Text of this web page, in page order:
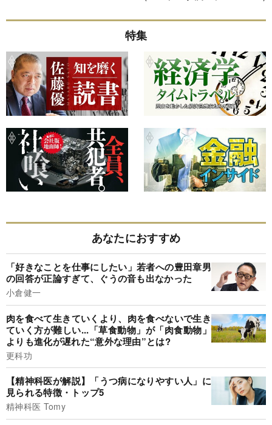
特集
あなたにおすすめ
「好きなことを仕事にしたい」若者への豊田章男
の回答が正論すぎて、ぐうの音も出なかった
小倉健一
肉を食べて生きていくより、肉を食べないで生き
ていく方が難しい...「草食動物」が「肉食動物」
よりも進化が遅れた“意外な理由”とは?
更科功
【精神科医が解説】「うつ病になりやすい人」に
見られる特徴・トップ5
精神科医 Tomy